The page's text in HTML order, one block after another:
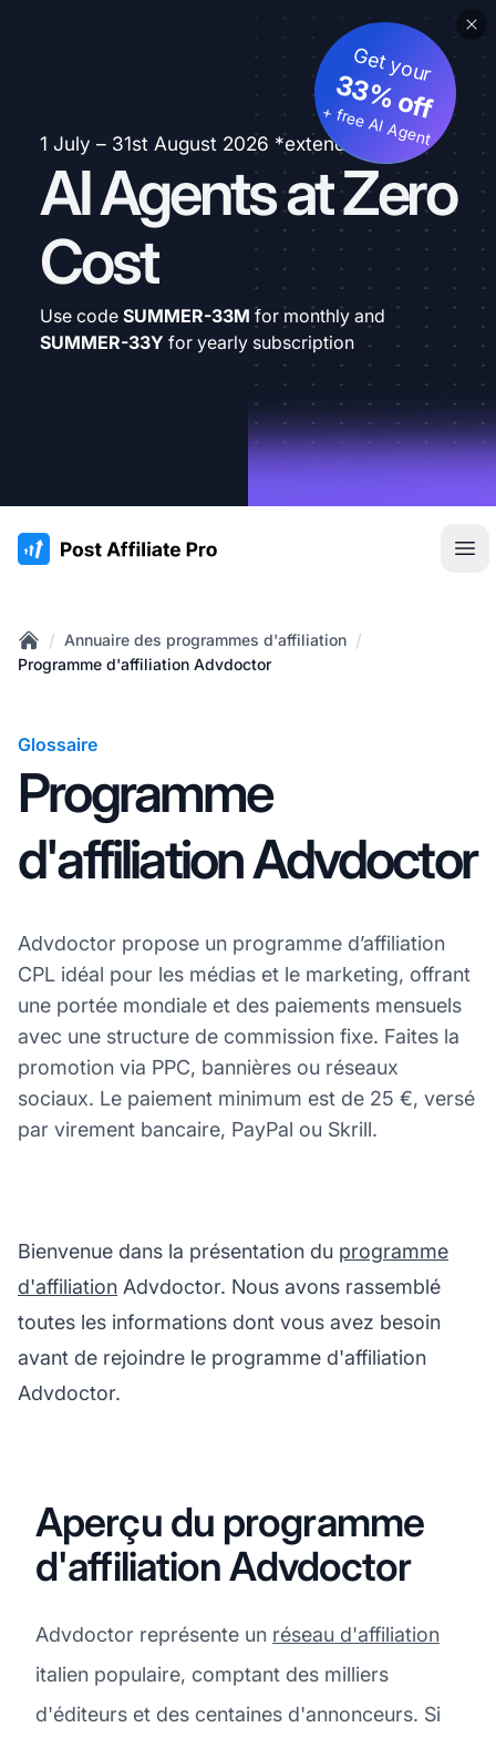
1 July – 31st August 2026 *extended
AI Agents at Zero
Cost
Get your
33% off
+ free AI Agent
Use code SUMMER-33M for monthly and
SUMMER-33Y for yearly subscription
:site.title
Home
/ Annuaire des programmes d'affiliation /
Programme d'affiliation Advdoctor
Glossaire
Programme
d'affiliation Advdoctor
Advdoctor propose un programme d’affiliation
CPL idéal pour les médias et le marketing, offrant
une portée mondiale et des paiements mensuels
avec une structure de commission fixe. Faites la
promotion via PPC, bannières ou réseaux
sociaux. Le paiement minimum est de 25 €, versé
par virement bancaire, PayPal ou Skrill.
Bienvenue dans la présentation du programme
d'affiliation Advdoctor. Nous avons rassemblé
toutes les informations dont vous avez besoin
avant de rejoindre le programme d'affiliation
Advdoctor.
Aperçu du programme
d'affiliation Advdoctor
Advdoctor représente un réseau d'affiliation
italien populaire, comptant des milliers
d'éditeurs et des centaines d'annonceurs. Si